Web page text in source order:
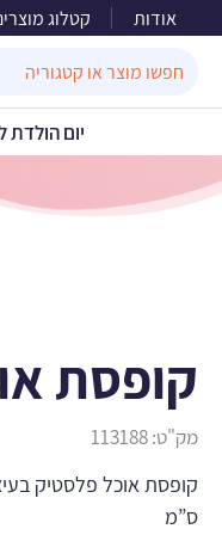
אודות קטלוג
for:
יום הולדת
קופסת
מק"ט:113188
ס”מ